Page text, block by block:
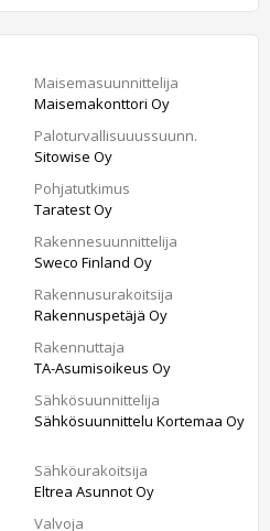
Maisemasuunnittelija
Maisemakonttori Oy
Paloturvallisuuussuunn.
Sitowise Oy
Pohjatutkimus
Taratest Oy
Rakennesuunnittelija
Sweco Finland Oy
Rakennusurakoitsija
Rakennuspetäjä Oy
Rakennuttaja
TA-Asumisoikeus Oy
Sähkösuunnittelija
Sähkösuunnittelu Kortemaa Oy
Sähköurakoitsija
Eltrea Asunnot Oy
Valvoja